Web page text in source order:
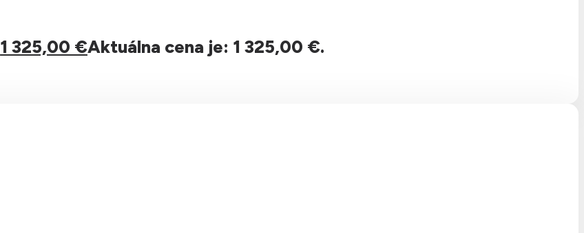
1 325,00 €Aktuálna cena je: 1 325,00 €.